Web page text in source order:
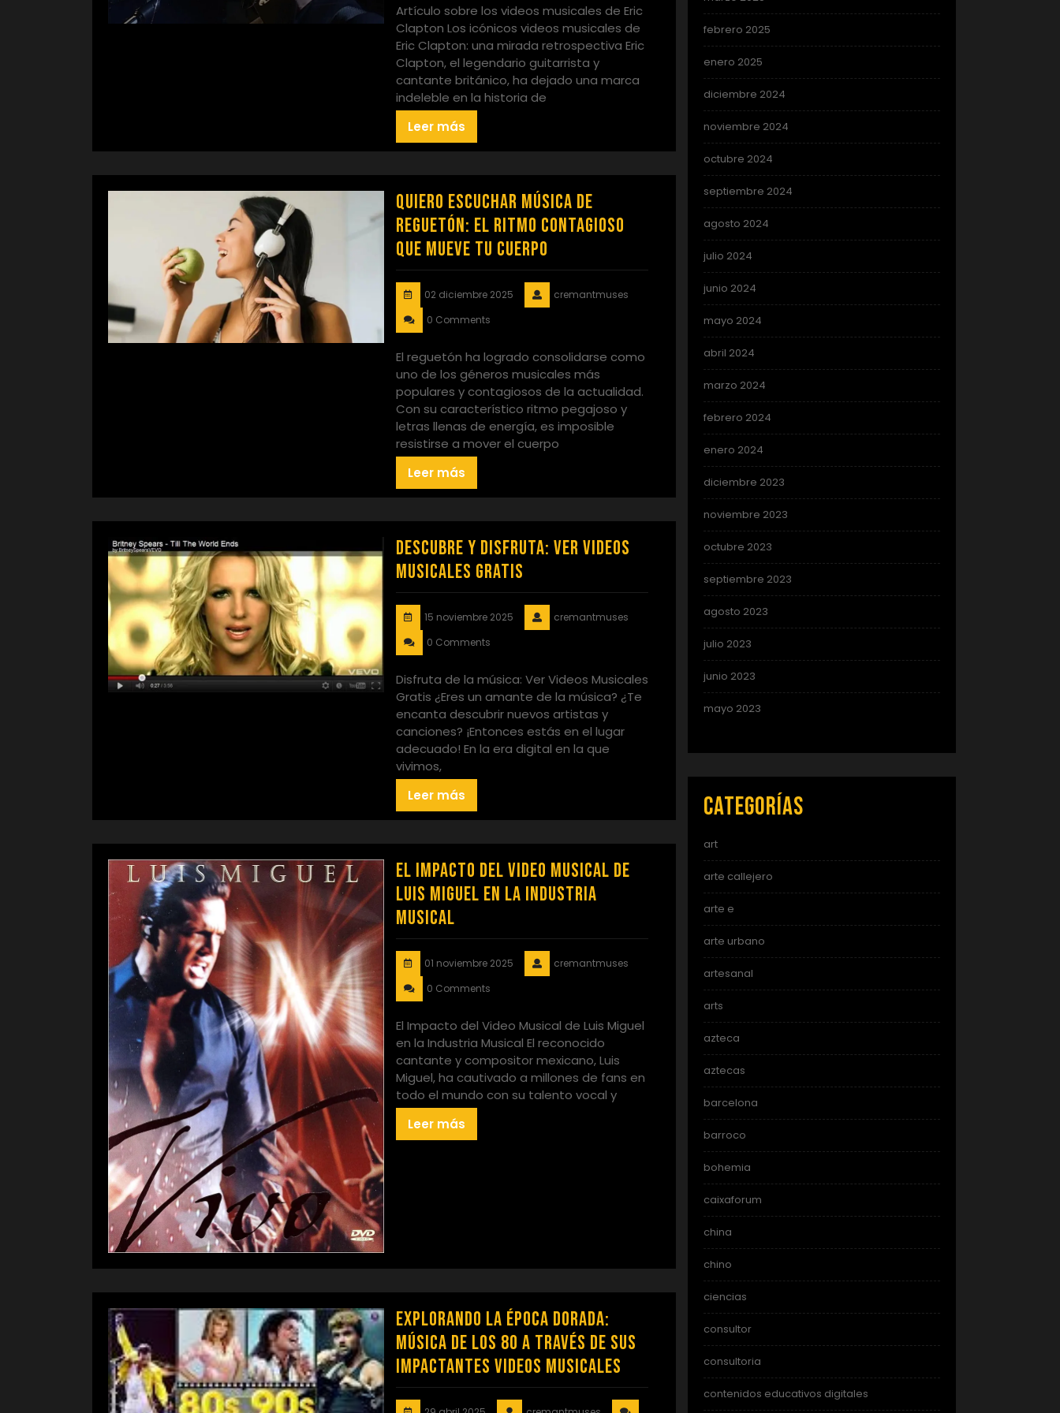
Artículo sobre los videos musicales de Eric
Clapton Los icónicos videos musicales de
Eric Clapton: una mirada retrospectiva Eric
Clapton, el legendario guitarrista y
cantante británico, ha dejado una marca
indeleble en la historia de
Leer más
Quiero Escuchar Música de
Reguetón: El Ritmo Contagioso
que Mueve tu Cuerpo
02 diciembre 2025
cremantmuses
0 Comments
El reguetón ha logrado consolidarse como
uno de los géneros musicales más
populares y contagiosos de la actualidad.
Con su característico ritmo pegajoso y
letras llenas de energía, es imposible
resistirse a mover el cuerpo
Leer más
Descubre y Disfruta: Ver Videos
Musicales Gratis
15 noviembre 2025
cremantmuses
0 Comments
Disfruta de la música: Ver Videos Musicales
Gratis ¿Eres un amante de la música? ¿Te
encanta descubrir nuevos artistas y
canciones? ¡Entonces estás en el lugar
adecuado! En la era digital en la que
vivimos,
Leer más
El Impacto del Video Musical de
Luis Miguel en la Industria
Musical
01 noviembre 2025
cremantmuses
0 Comments
El Impacto del Video Musical de Luis Miguel
en la Industria Musical El reconocido
cantante y compositor mexicano, Luis
Miguel, ha cautivado a millones de fans en
todo el mundo con su talento vocal y
Leer más
Explorando la Época Dorada:
Música de los 80 a Través de sus
Impactantes Videos Musicales
febrero 2025
enero 2025
diciembre 2024
noviembre 2024
octubre 2024
septiembre 2024
agosto 2024
julio 2024
junio 2024
mayo 2024
abril 2024
marzo 2024
febrero 2024
enero 2024
diciembre 2023
noviembre 2023
octubre 2023
septiembre 2023
agosto 2023
julio 2023
junio 2023
mayo 2023
Categorías
art
arte callejero
arte e
arte urbano
artesanal
arts
azteca
aztecas
barcelona
barroco
bohemia
caixaforum
china
chino
ciencias
consultor
consultoria
contenidos educativos digitales